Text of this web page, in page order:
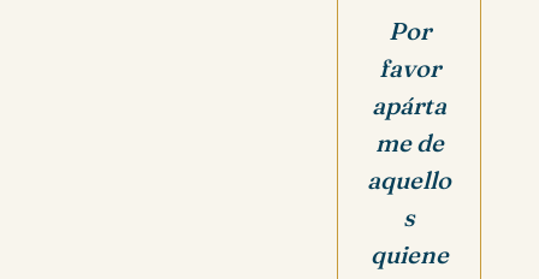
Por
favor
apárta
me de
aquello
s
quiene